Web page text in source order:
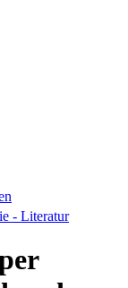
- Literatur